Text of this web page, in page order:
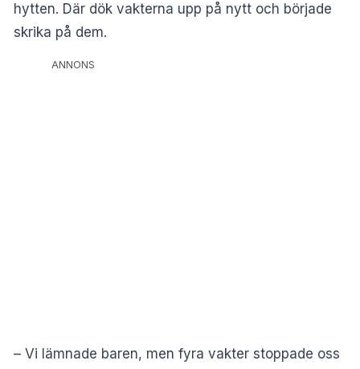
hytten. Där dök vakterna upp på nytt och började
skrika på dem.
ANNONS
– Vi lämnade baren, men fyra vakter stoppade oss